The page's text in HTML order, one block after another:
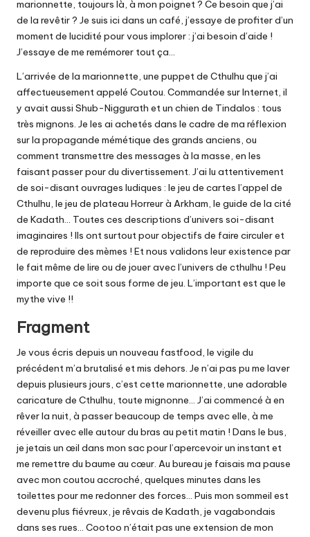
marionnette, toujours là, à mon poignet ? Ce besoin que j’ai
de la revêtir ? Je suis ici dans un café, j’essaye de profiter d’un
moment de lucidité pour vous implorer : j’ai besoin d’aide !
J’essaye de me remémorer tout ça…
L’arrivée de la marionnette, une puppet de Cthulhu que j’ai
affectueusement appelé Coutou. Commandée sur Internet, il
y avait aussi Shub-Niggurath et un chien de Tindalos : tous
très mignons. Je les ai achetés dans le cadre de ma réflexion
sur la propagande mémétique des grands anciens, ou
comment transmettre des messages à la masse, en les
faisant passer pour du divertissement. J’ai lu attentivement
de soi-disant ouvrages ludiques : le jeu de cartes l’appel de
Cthulhu, le jeu de plateau Horreur à Arkham, le guide de la cité
de Kadath… Toutes ces descriptions d’univers soi-disant
imaginaires ! Ils ont surtout pour objectifs de faire circuler et
de reproduire des mèmes ! Et nous validons leur existence par
le fait même de lire ou de jouer avec l’univers de cthulhu ! Peu
importe que ce soit sous forme de jeu. L’important est que le
mythe vive !!
Fragment
Je vous écris depuis un nouveau fastfood, le vigile du
précédent m’a brutalisé et mis dehors. Je n’ai pas pu me laver
depuis plusieurs jours, c’est cette marionnette, une adorable
caricature de Cthulhu, toute mignonne… J’ai commencé à en
rêver la nuit, à passer beaucoup de temps avec elle, à me
réveiller avec elle autour du bras au petit matin ! Dans le bus,
je jetais un œil dans mon sac pour l’apercevoir un instant et
me remettre du baume au cœur. Au bureau je faisais ma pause
avec mon coutou accroché, quelques minutes dans les
toilettes pour me redonner des forces… Puis mon sommeil est
devenu plus fiévreux, je rêvais de Kadath, je vagabondais
dans ses rues… Cootoo n’était pas une extension de mon